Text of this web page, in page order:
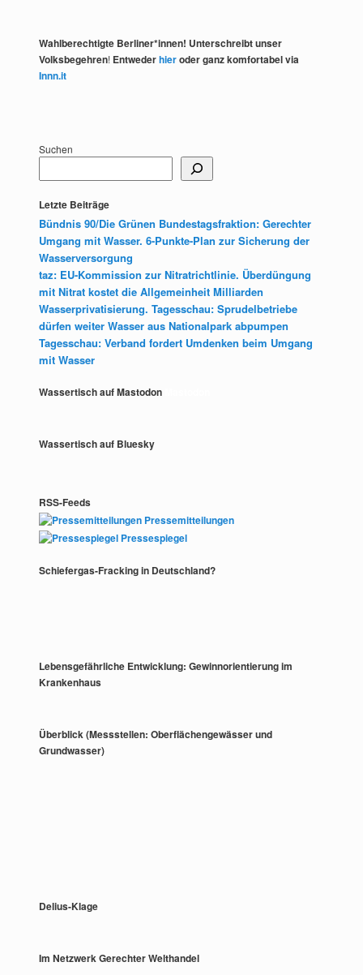
Wahlberechtigte Berliner*innen! Unterschreibt unser
Volksbegehren! Entwederhieroder ganz komfortabel via
Innn.it
Suchen
Letzte Beiträge
Bündnis 90/Die Grünen Bundestagsfraktion: Gerechter
Umgang mit Wasser. 6-Punkte-Plan zur Sicherung der
Wasserversorgung
taz: EU-Kommission zur Nitratrichtlinie. Überdüngung
mit Nitrat kostet die Allgemeinheit Milliarden
Wasserprivatisierung. Tagesschau: Sprudelbetriebe
dürfen weiter Wasser aus Nationalpark abpumpen
Tagesschau: Verband fordert Umdenken beim Umgang
mit Wasser
Wassertisch auf Mastodon
Wassertisch auf Bluesky
RSS-Feeds
Pressemitteilungen
Pressespiegel
Schiefergas-Fracking in Deutschland?
Lebensgefährliche Entwicklung: Gewinnorientierung im
Krankenhaus
Überblick (Messstellen: Oberflächengewässer und
Grundwasser)
Delius-Klage
Im Netzwerk Gerechter Welthandel